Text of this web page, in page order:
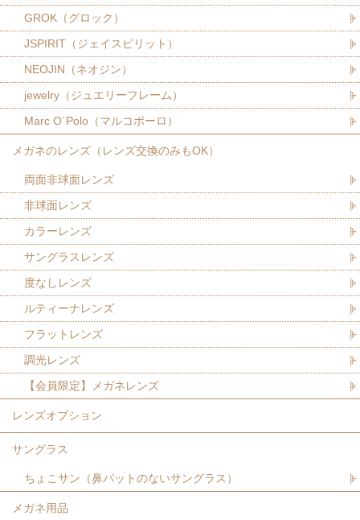
GROK（グロック）
JSPIRIT（ジェイスピリット）
NEOJIN（ネオジン）
jewelry（ジュエリーフレーム）
Marc O´Polo（マルコポーロ）
メガネのレンズ（レンズ交換のみもOK）
両面非球面レンズ
非球面レンズ
カラーレンズ
サングラスレンズ
度なしレンズ
ルティーナレンズ
フラットレンズ
調光レンズ
【会員限定】メガネレンズ
レンズオプション
サングラス
ちょこサン（鼻パットのないサングラス）
メガネ用品